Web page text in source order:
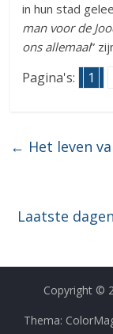
in hun stad
man voor de
ons allemaal”
Pagina's: 1
← Het leven
Laatste
Copyright ©
Thema: